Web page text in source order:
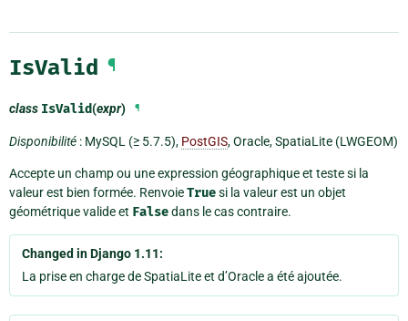
IsValid ¶
class IsValid(expr) ¶
Disponibilité : MySQL (≥ 5.7.5), PostGIS, Oracle, SpatiaLite (LWGEOM)
Accepte un champ ou une expression géographique et teste si la
valeur est bien formée. RenvoieTruesi la valeur est un objet
géométrique valide et Falsedans le cas contraire.
Changed in Django 1.11:
La prise en charge de SpatiaLite et d’Oracle a été ajoutée.